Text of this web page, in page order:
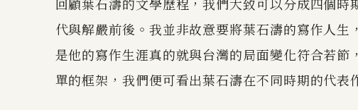
代與解嚴前後。我並非故意要將葉石濤的寫作人
是他的寫作生涯真的就與台灣的局面變化符合若
單的框架，我們便可看出葉石濤在不同時期的代表